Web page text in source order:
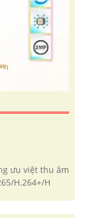
ưu việt thu âm
H.264+/H